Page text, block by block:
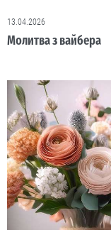
13.04.2026
Молитва з вайбера